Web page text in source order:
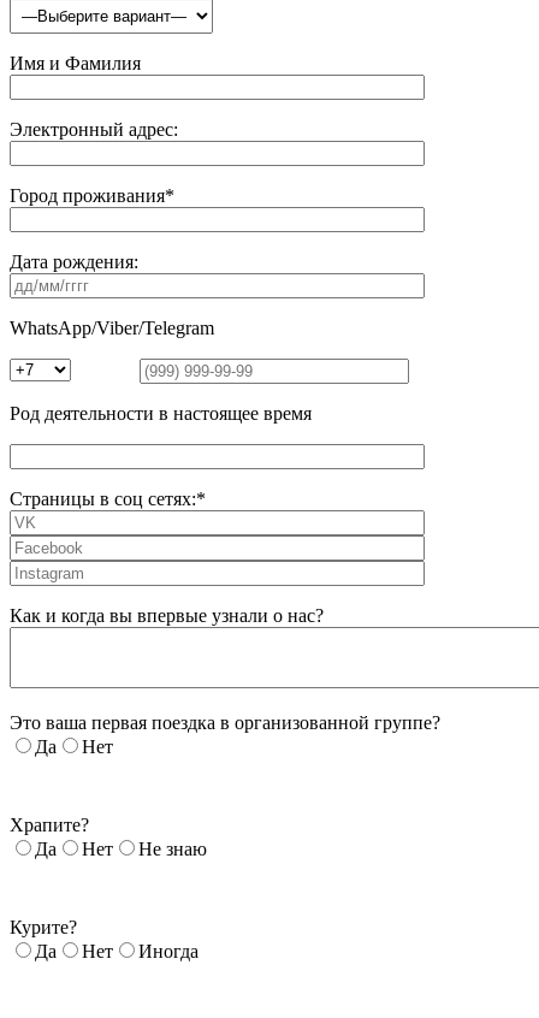
Имя и Фамилия
Электронный адрес:
Город проживания*
Дата рождения:
WhatsApp/Viber/Telegram
Род деятельности в настоящее время
Страницы в соц сетях:*
Как и когда вы впервые узнали о нас?
Это ваша первая поездка в организованной группе?
Да
Нет
Храпите?
Да
Нет Не знаю
Курите?
Да
Нет Иногда